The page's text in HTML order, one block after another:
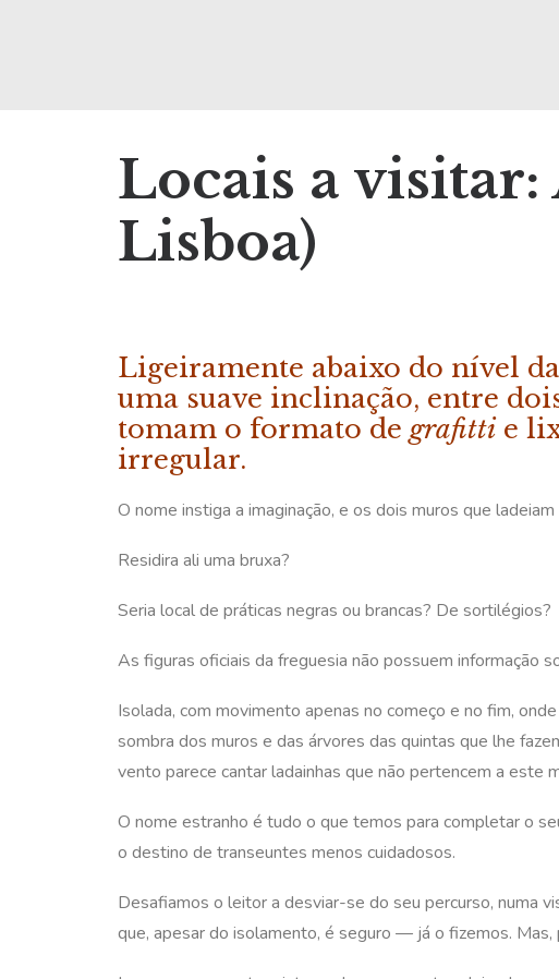
Locais a
Lisboa)
Ligeiramente abaixo do nível
uma suave inclinação, entre
tomam o formato de grafittie
irregular.
O nome instiga a imaginação, e os dois muros que
Residira ali uma bruxa?
Seria local de práticas negras ou brancas? De sortilégios?
As figuras oficiais da freguesia não possuem informação
Isolada, com movimento apenas no começo e no fim,
sombra dos muros e das árvores das quintas que lhe
vento parece cantar ladainhas que não pertencem a este
O nome estranho é tudo o que temos para completar o
o destino de transeuntes menos cuidadosos.
Desafiamos o leitor a desviar-se do seu percurso, numa
que, apesar do isolamento, é seguro — já o fizemos. Mas,